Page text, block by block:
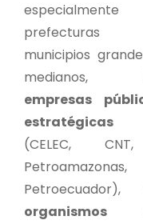
especialmente
municipios
medianos,
empresas
estratégicas
(CELEC, CNT,
Petroamazonas,
Petroecuador),
organismos